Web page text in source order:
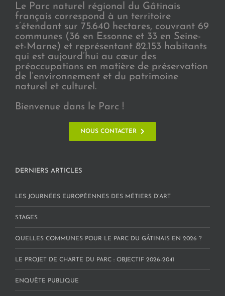
Le Parc naturel régional du Gâtinais
français correspond à un territoire
s’étendant sur 75.640 hectares, couvrant 69
communes (36 en Essonne et 33 en Seine-
et-Marne) et représentant 82.153 habitants
qui est aujourd’hui au cœur des
préoccupations en matière de préservation
de l’environnement et du patrimoine
naturel et culturel.
Bienvenue dans le Parc !
NOUS CONTACTER
DERNIERS ARTICLES
LES JOURNÉES EUROPÉENNES DES MÉTIERS D’ART
STAGES
QUELLES COMMUNES POUR LE PARC DU GÂTINAIS EN 2026 ?
LE PROJET DE CHARTE DU PARC : OBJECTIF 2026-2041
ENQUÊTE PUBLIQUE